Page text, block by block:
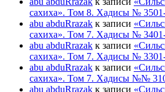
сахиха». Том 8. Хадисы №
abu abduRrazak к записи
сахиха». Том 7. Хадисы №
abu abduRrazak к записи
сахиха». Том 7. Хадисы №
abu abduRrazak к записи
сахиха». Том 7. Хадисы №№
abu abduRrazak к записи